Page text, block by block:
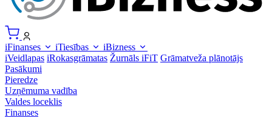
iFinanses iTiesības
iBizness
iVeidlapas iRokasgrāmatas Žurnāls iFiT Grāmatveža plānotājs
Pasākumi
Pieredze
Uzņēmuma vadība
Valdes loceklis
Finanses